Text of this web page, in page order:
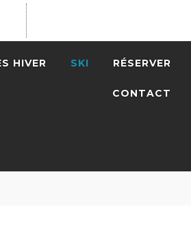
HIVER SKI RÉSERVER
CONTACT